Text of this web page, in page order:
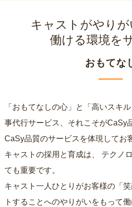
キャストがやり
働ける環境を
おもてな
「おもてなしの心」と「高いスキ
事代行サービス、それこそがCaSy
CaSy品質のサービスを体現してお
キャストの採用と育成は、
ても重要です。
キャスト一人ひとりがお客様の「
トすることへのやりがいをもって働